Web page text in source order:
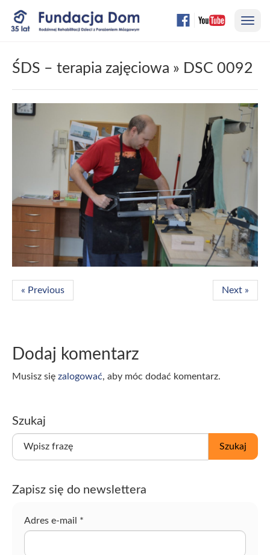
Przejdź
do
strony
ŚDS – terapia zajęciowa » DSC 0092
« Previous Next »
Dodaj komentarz
Musisz się zalogować, aby móc dodać komentarz.
Szukaj
W
z
Szukaj
Zapisz się do newslettera
Adres e-mail *